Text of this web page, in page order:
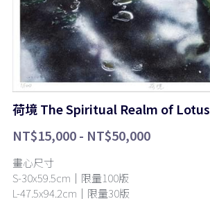
荷境 The Spiritual Realm of Lotus
NT$15,000 - NT$50,000
畫心尺寸
S-30x59.5cm｜限量100版
L-47.5x94.2cm｜限量30版